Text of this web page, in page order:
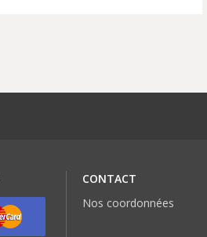
CONTACT
Nos coordonnées